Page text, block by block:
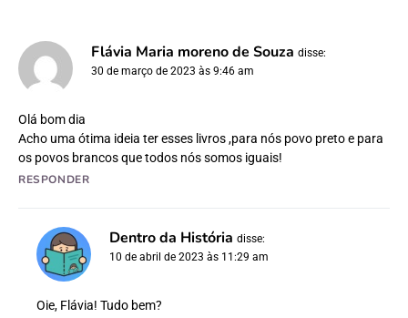
Flávia Maria moreno de Souza disse:
30 de março de 2023 às 9:46 am
Olá bom dia
Acho uma ótima ideia ter esses livros ,para nós povo preto e para
os povos brancos que todos nós somos iguais!
RESPONDER
Dentro da História disse:
10 de abril de 2023 às 11:29 am
Oie, Flávia! Tudo bem?